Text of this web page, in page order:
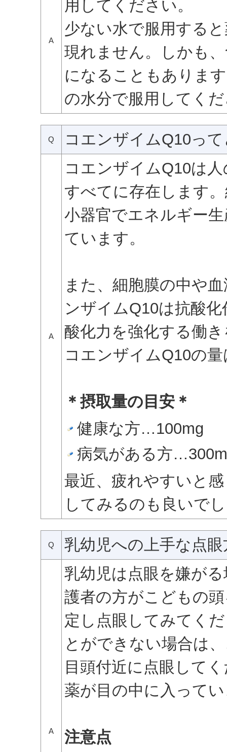
A
用してください。
少ない水で服用する
現れません。しかも
になることもありま
の水分で服用してく
Q コエンザイムQ10っ
A
コエンザイムQ10は
すべてに存在します
小器官でエネルギー
ています。
また、細胞膜の中や
ンザイムQ10は抗酸
酸化力を強化する働
コエンザイムQ10の
＊摂取量の目安＊
健康な方…100mg
病気がある方
最近、疲れやすいと
してみるのも良いで
Q 乳幼児への上手な点
A
乳幼児は点眼を嫌が
護者の方がこどもの
定し点眼してみてく
とができない場合は
目頭付近に点眼して
薬が目の中に入って
注意点